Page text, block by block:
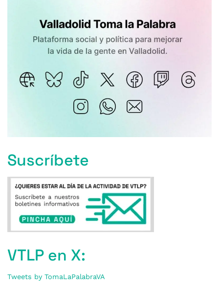
Suscríbete
VTLP en X:
Tweets by TomaLaPalabraVA